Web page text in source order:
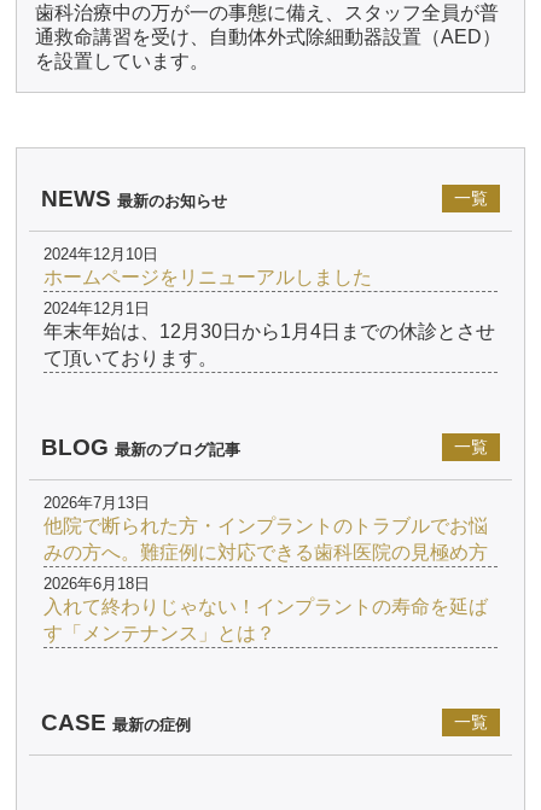
歯科治療中の万が一の事態に備え、スタッフ全員が普
通救命講習を受け、自動体外式除細動器設置（AED）
を設置しています。
NEWS 最新のお知らせ 一覧
2024年12月10日
ホームページをリニューアルしました
2024年12月1日
年末年始は、12月30日から1月4日までの休診とさせ
て頂いております。
BLOG 最新のブログ記事 一覧
2026年7月13日
他院で断られた方・インプラントのトラブルでお悩
みの方へ。難症例に対応できる歯科医院の見極め方
2026年6月18日
入れて終わりじゃない！インプラントの寿命を延ば
す「メンテナンス」とは？
CASE 最新の症例 一覧